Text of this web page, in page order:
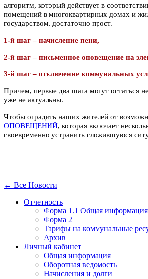
алгоритм, который действует в
помещений в многоквартирных домах и
государством, достаточно прост.
1-й шаг – начисление пени,
2-й шаг – письменное оповещение на
3-й шаг – отключение коммунальных
Причем, первые два шага могут остаться
уже не актуальны.
Чтобы оградить наших жителей от
ОПОВЕЩЕНИЙ, которая включает
своевременно устранить сложившуюся
← Все Новости
Отчетность
Форма 1.1 Общая информация
Форма 2
Тарифы на коммунальные
Архив
Личный кабинет
Общая информация
Оборотная ведомость
Начисления и долги